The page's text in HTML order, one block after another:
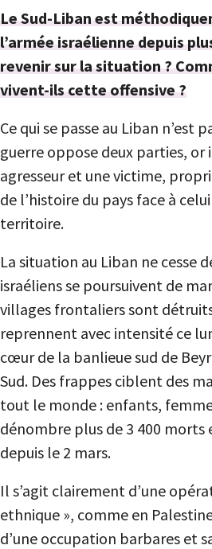
Le Sud-Liban est
l’armée israélienne depuis
revenir sur la situation ?
vivent-ils cette offensive ?
Ce qui se passe au Liban n’est
guerre oppose deux parties, or
agresseur et une victime,
de l’histoire du pays face à
territoire.
La situation au Liban ne cesse
israéliens se poursuivent de
villages frontaliers sont
reprennent avec intensité ce
cœur de la banlieue sud de
Sud. Des frappes ciblent des
tout le monde : enfants,
dénombre plus de 3 400 morts
depuis le 2 mars.
Il s’agit clairement d’une
ethnique », comme en
d’une occupation barbares et